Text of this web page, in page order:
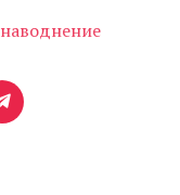
наводнение